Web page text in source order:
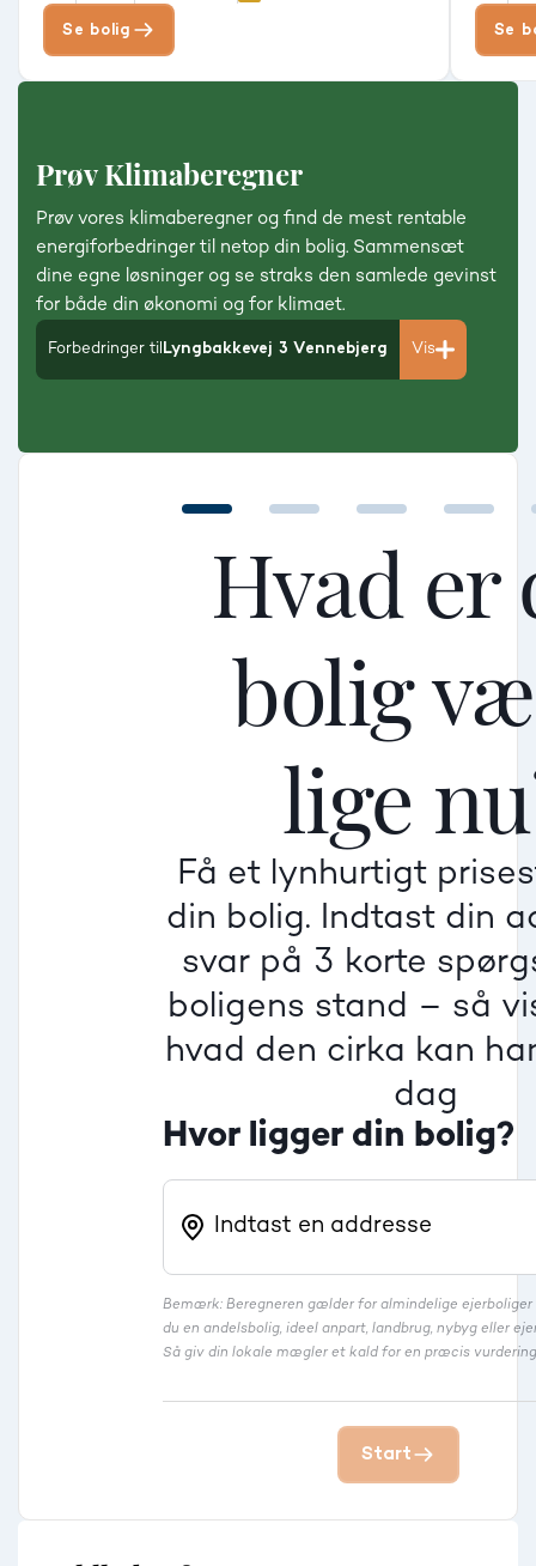
Se bolig Se
Prøv Klimaberegner
Prøv vores klimaberegner og find de mest rentable
energiforbedringer til netop din bolig. Sammensæt
dine egne løsninger og se straks den samlede gevinst
for både din økonomi og for klimaet.
Forbedringer til Lyngbakkevej 3 Vennebjerg Vis
Hvad er
bolig
lige
Få et lynhurtigt
din bolig. Indtast din
svar på 3 korte
boligens stand – så
hvad den cirka kan
dag
Hvor ligger din bolig?
Bemærk: Beregneren gælder for almindelige ejerboliger
du en andelsbolig, ideel anpart, landbrug, nybyg eller
Så giv din lokale mægler et kald for en præcis
Dårlig
Mindre god
Mellem
Dårlig
Mindre god
Mellem
Dårlig
Mindre god
Mellem
Villa
Beregner pris
Start